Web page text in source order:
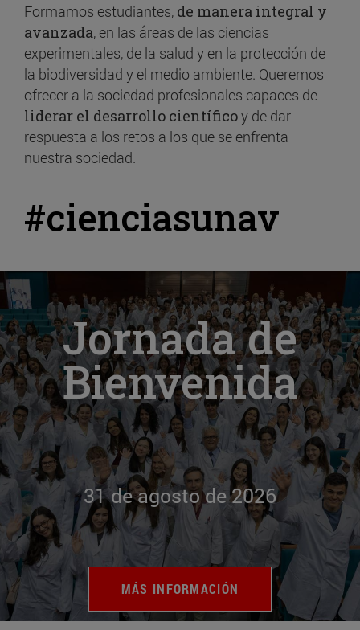
Formamos estudiantes, de manera integral y
avanzada, en las áreas de las ciencias
experimentales, de la salud y en la protección de
la biodiversidad y el medio ambiente. Queremos
ofrecer a la sociedad profesionales capaces de
liderar el desarrollo científicoy de dar
respuesta a los retos a los que se enfrenta
nuestra sociedad.
#cienciasunav
Jornada de
Bienvenida
31 de agosto de 2026
MÁS INFORMACIÓN